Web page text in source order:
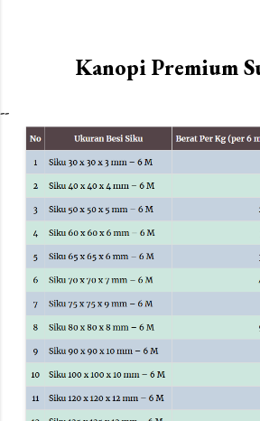
Kanopi Premium
--